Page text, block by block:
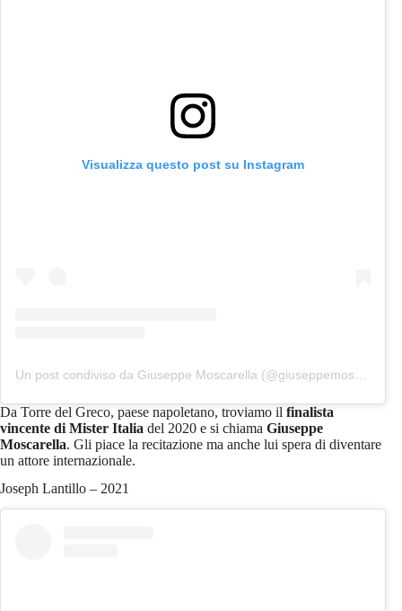
Visualizza questo post su Instagram
Da Torre del Greco, paese napoletano, troviamo il finalista
vincente di Mister Italia del 2020 e si chiama Giuseppe
Moscarella. Gli piace la recitazione ma anche lui spera di diventare
un attore internazionale.
Joseph Lantillo – 2021